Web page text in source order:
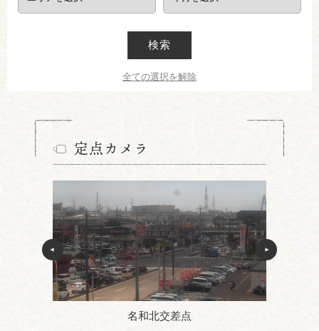
検索
全ての選択を解除
定点カメラ
名和北交差点